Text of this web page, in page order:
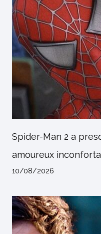
Spider-Man 2 a
amoureux
10/08/2026